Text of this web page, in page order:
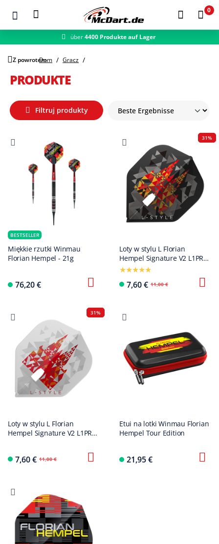
Zum Hauptinhalt springen
0
über4400 Produkte auf Lager
Z powrotemDom Gracz
PRODUKTE
Filtruj produkty
BESTSELLER
Miękkie rzutki Winmau
Florian Hempel - 21g
76,20 €
31%
Loty w stylu L Florian
Hempel Signature V2 L1PRO
w kolorze czarnym
7,60 € 11,00 €
31%
Loty w stylu L Florian
Hempel Signature V2 L1PRO
7,60 € 11,00 €
Etui na lotki Winmau Florian
Hempel Tour Edition
21,95 €